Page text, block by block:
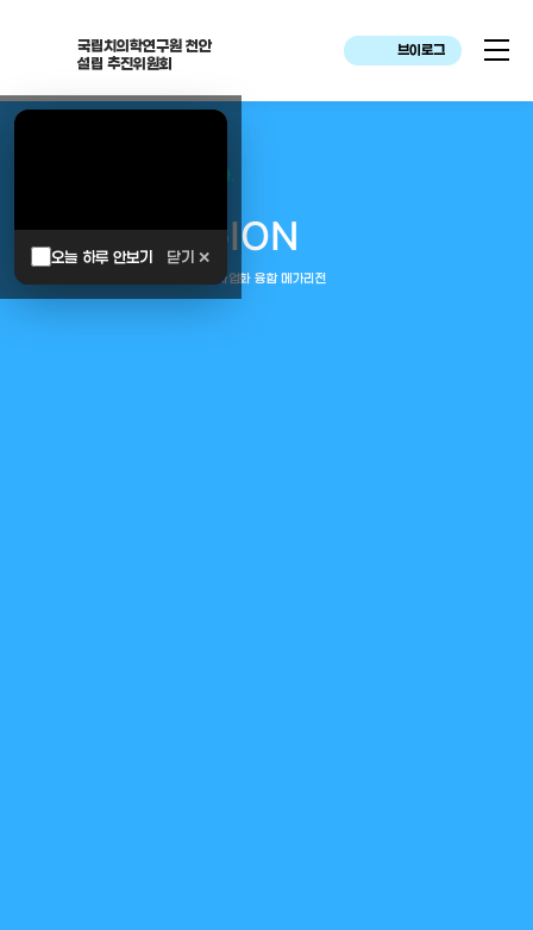
국립치의학연구원 천안
설립 추진위원회
브이로그
오늘 하루 안보기 닫기 ✕
대한민국은 두번이나 약속하였습니다.
MEGAREGION
중부권 전체를 잇는 연구–임상–평가–사업화 융합 메가리전